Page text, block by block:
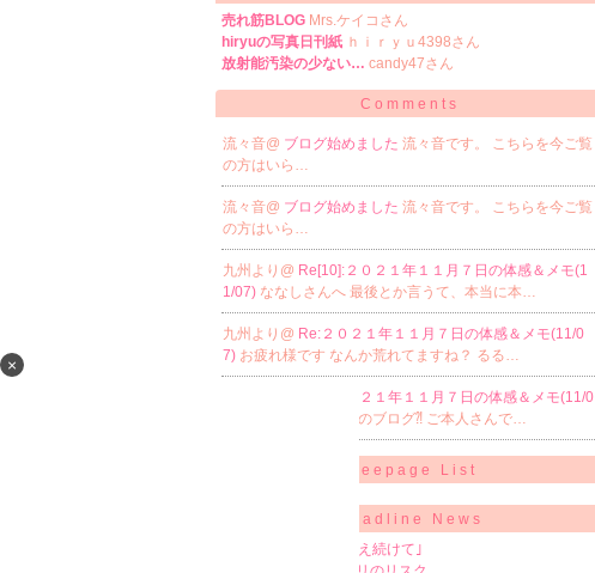
×
売れ筋BLOG Mrs.ケイコさん
hiryuの写真日刊紙 ｈｉｒｙｕ4398さん
放射能汚染の少ない… candy47さん
Comments
流々音@ ブログ始めました 流々音です。 こちらを今ご覧
の方はいら…
流々音@ ブログ始めました 流々音です。 こちらを今ご覧
の方はいら…
九州より@ Re[10]:２０２１年１１月７日の体感＆メモ(1
1/07) ななしさんへ 最後とか言うて、本当に本…
九州より@ Re:２０２１年１１月７日の体感＆メモ(11/0
7) お疲れ様です なんか荒れてますね？ るる…
Re[10]:２０２１年１１月７日の体感＆メモ(11/0
ななしさんへ 他人のブログ⁈ ご本人さんで…
Freepage List
Headline News
集団暴行死｢一生涯考え続けて｣